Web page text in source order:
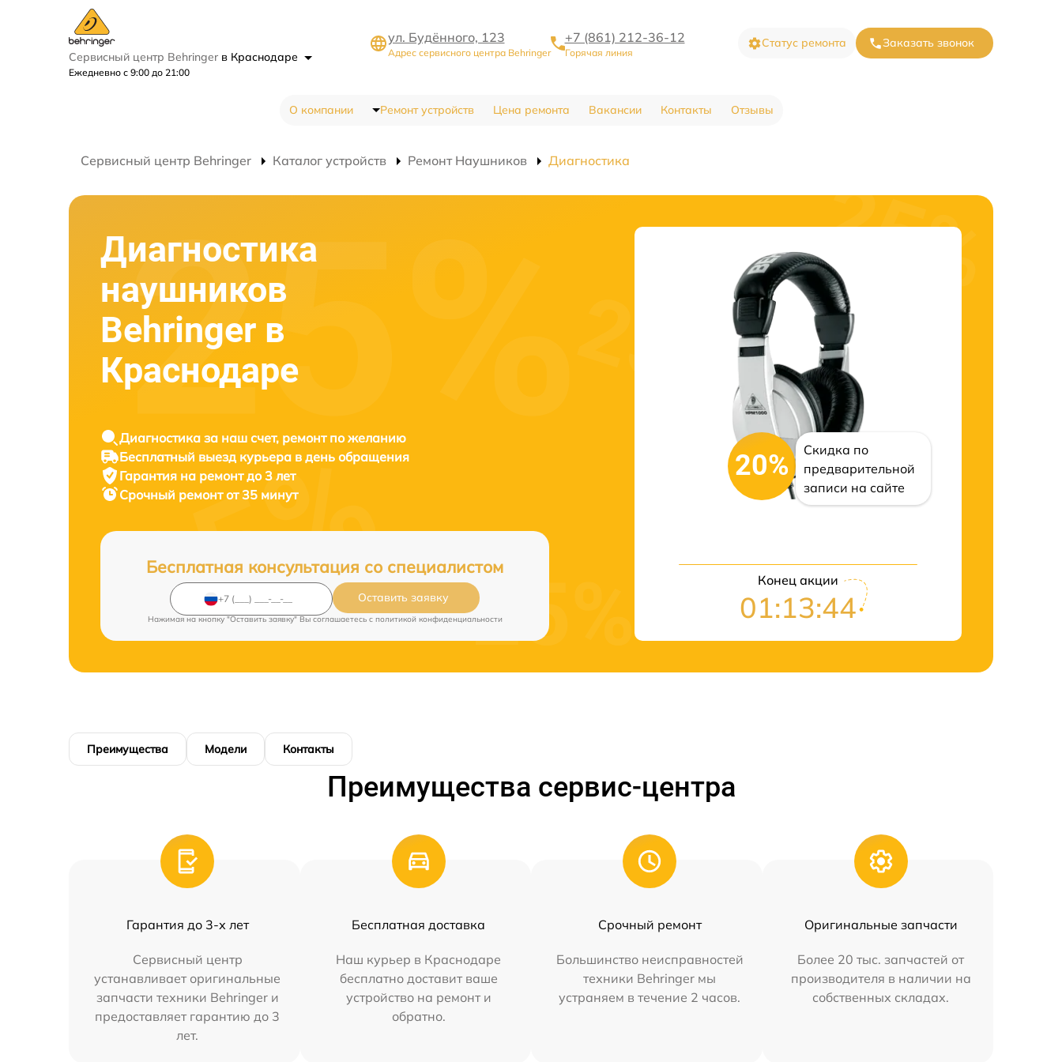
Сервисный центр Behringer в Краснодаре
Ежедневно с 9:00 до 21:00
ул. Будённого, 123
Адрес сервисного центра Behringer
+7 (861) 212-36-12
Горячая линия
Статус ремонта Заказать звонок
О компании Ремонт устройств Цена ремонта Вакансии Контакты Отзывы
Сервисный центр Behringer Каталог устройств Ремонт Наушников Диагностика
Диагностика
наушников
Behringer в
Краснодаре
Диагностика за наш счет, ремонт по желанию
Бесплатный выезд курьера в день обращения
Гарантия на ремонт до 3 лет
Срочный ремонт от 35 минут
Бесплатная консультация со специалистом
Оставить заявку
Нажимая на кнопку "Оставить заявку" Вы соглашаетесь c политикой конфиденциальности
20%
Скидка по
предварительной
записи на сайте
Конец акции
01:13:43
Преимущества Модели Контакты
Преимущества сервис-центра
Гарантия до 3-х лет
Сервисный центр
устанавливает оригинальные
запчасти техники Behringer и
предоставляет гарантию до 3
лет.
Бесплатная доставка
Наш курьер в Краснодаре
бесплатно доставит ваше
устройство на ремонт и
обратно.
Срочный ремонт
Большинство неисправностей
техники Behringer мы
устраняем в течение 2 часов.
Оригинальные запчасти
Более 20 тыс. запчастей от
производителя в наличии на
собственных складах.